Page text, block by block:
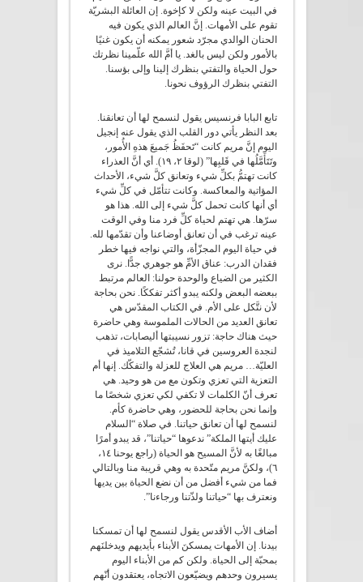
في البيت عينه ولكن لا كإخوة. إن العائلة البشريّة
تقوم على الأمهات. إنَّ العالم الذي يكون فيه
الحنان الوالدي مجرّد شعور يمكنه أن يكون غنيًا
بالأمور ولكن ليس بالغد. يا أمَّ الله علّمينا نظرتك
حول الحياة والتفتي بنظرك إلينا وإلى بؤسنا.
التفتي بنظرك الرؤوف نحونا.
تابع البابا فرنسيس يقول لنسمح لها أن تعانقنا.
بعد النظر يأتي دور القلب الذي يقول عنه إنجيل
اليوم إنَّ مريم كانت “تَحفَظُ جَميعَ هذهِ الأُمور،
وتَتَأَمَّلُها في قَلبِها” (لوقا ٢، ١۹). أي أنَّ العذراء
كانت تهتمُّ بكلِّ شيء وتعانق كلَّ شيء، الأحداث
المؤاتية والمعاكسة. وكانت تتأمّل في كلِّ شيء
أي أنها كانت تحمل كلَّ شيء إلى الله. هذا هو
سرّها. هي تهتم لحياة كلِّ فرد منا وفي الوقت
عينه ترغب في أن تعانق أوضاعنا وأن تقدّمها لله.
في حياة اليوم المجزّأة، والتي نواجه فيها خطر
فقدان الدرب: عناق الأمِّ هو جوهري جدًّا. نرى
الكثير من الضياع والوحدة حولنا: العالم مرتبط
ببعضه البعض ولكنه يبدو أكثر تفككًا. نحن بحاجة
لأن نتَّكل على الأم. في الكتاب المقدّس هي
تعانق العديد من الحالات الملموسة وهي حاضرة
حيث هناك حاجة: تزور نسيبتها أليصابات، تذهب
لنجدة العروسين في قانا، تُشجّع التلاميذ في
العليّة… مريم هي العلاج للعزلة والتفكّك. إنها أم
التعزية التي تعزي وتكون مع من هو وحيد. هي
تعرف أنّ الكلمات لا تكفي لكي تعزي شخصًا ما
وإنما نحن بحاجة للحضور، وهي حاضرة كأم.
لنسمح لها أن تعانق حياتنا. في صلاة “السلام
عليك أيتها الملكة” ندعوها “حياتنا”، قد يبدو أمرًا
مبالغًا به لأنَّ المسيح هو الحياة (راجع يوحنا ١٤،
٦)، ولكنَّ مريم متّحدة به وهي قريبة منا وبالتالي
فما من شيء أفضل من أن نضع الحياة بين يديها
ونعترف بها “حياتنا ولذّتنا ورجاءنا”.
أضاف الأب الأقدس يقول لنسمح لها أن تمسكنا
بيدنا. إن الأمهات يمسكنَ الأبناء بأيديهم ويدخلنَهم
بمحبّة إلى الحياة. ولكن كم من الأبناء اليوم
يسيرون وحدهم ويضيّعون الاتجاه، يعتقدون أنّهم